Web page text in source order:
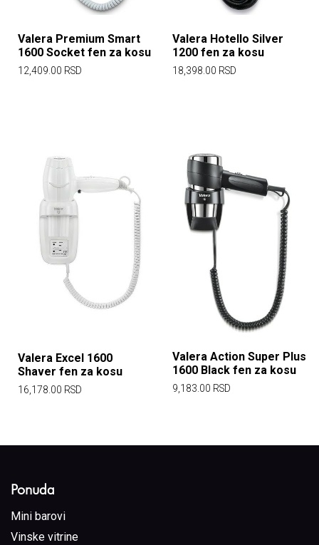
Valera Premium Smart
1600 Socket fen za kosu
12,409.00 RSD
Valera Hotello Silver
1200 fen za kosu
18,398.00 RSD
Valera Excel 1600
Shaver fen za kosu
16,178.00 RSD
Valera Action Super Plus
1600 Black fen za kosu
9,183.00 RSD
Ponuda
Mini barovi
Vinske vitrine